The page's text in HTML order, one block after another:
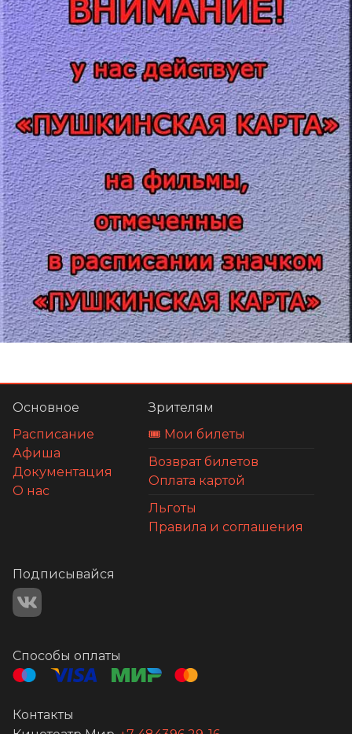
Основное
Расписание
Афиша
Документация
О нас
Зрителям
🎟️ Мои билеты
Возврат билетов
Оплата картой
Льготы
Правила и соглашения
Подписывайся
Способы оплаты
Контакты